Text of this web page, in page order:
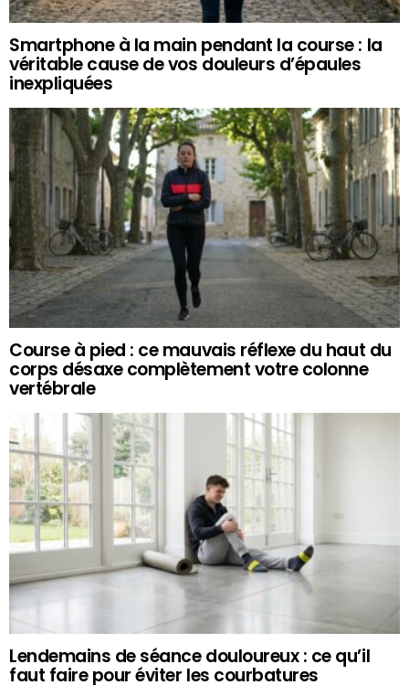
Smartphone à la main pendant la course : la
véritable cause de vos douleurs d’épaules
inexpliquées
Course à pied : ce mauvais réflexe du haut du
corps désaxe complètement votre colonne
vertébrale
Lendemains de séance douloureux : ce qu’il
faut faire pour éviter les courbatures